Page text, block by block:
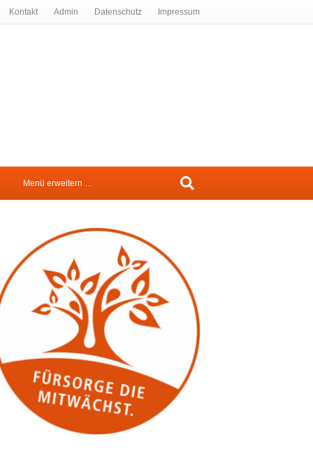
Kontakt Admin Datenschutz Impressum
Menü erweitern …